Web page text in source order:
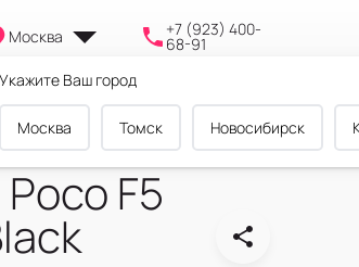
Москва
Укажите Ваш город
Москва Томск Новосибирск
+7 (923) 400-
68-91
0
Cравнение Корзина
F5